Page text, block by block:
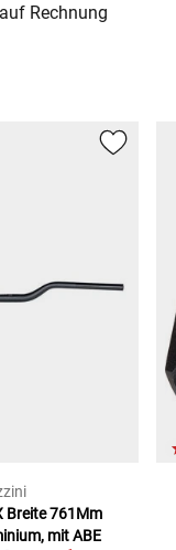
Rechnung
Breite 761Mm
mit ABE